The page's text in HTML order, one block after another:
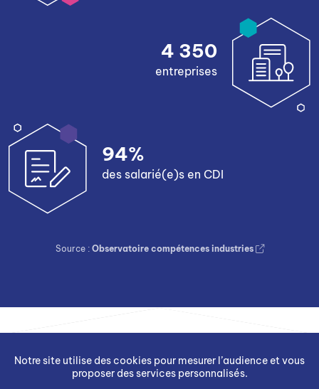
4 350
entreprises
94%
des salarié(e)s en CDI
Source : Observatoire compétences industries
Notre site utilise des cookies pour mesurer l’audience et vous
proposer des services personnalisés.